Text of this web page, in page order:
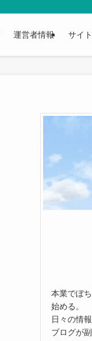
運営者情報 サイ
本業でぼ
始める。
日々の情
ブログが副